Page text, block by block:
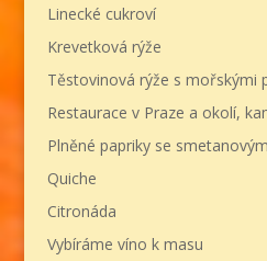
Linecké cukroví
Krevetková rýže
Těstovinová rýže s mořskými
Restaurace v Praze a okolí,
Plněné papriky se
Quiche
Citronáda
Vybíráme víno k masu